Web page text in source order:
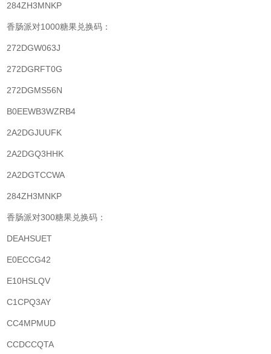
284ZH3MNKP
香肠派对1000糖果兑换码：
272DGW063J
272DGRFT0G
272DGMS56N
B0EEWB3WZRB4
2A2DGJUUFK
2A2DGQ3HHK
2A2DGTCCWA
284ZH3MNKP
香肠派对300糖果兑换码：
DEAHSUET
E0ECCG42
E10HSLQV
C1CPQ3AY
CC4MPMUD
CCDCCQTA